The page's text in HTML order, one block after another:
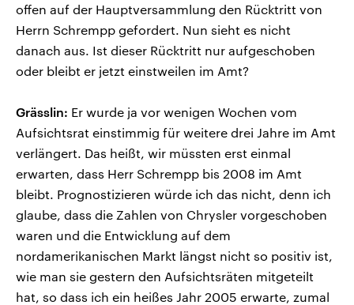
offen auf der Hauptversammlung den Rücktritt von
Herrn Schrempp gefordert. Nun sieht es nicht
danach aus. Ist dieser Rücktritt nur aufgeschoben
oder bleibt er jetzt einstweilen im Amt?
Grässlin: Er wurde ja vor wenigen Wochen vom
Aufsichtsrat einstimmig für weitere drei Jahre im Amt
verlängert. Das heißt, wir müssten erst einmal
erwarten, dass Herr Schrempp bis 2008 im Amt
bleibt. Prognostizieren würde ich das nicht, denn ich
glaube, dass die Zahlen von Chrysler vorgeschoben
waren und die Entwicklung auf dem
nordamerikanischen Markt längst nicht so positiv ist,
wie man sie gestern den Aufsichtsräten mitgeteilt
hat, so dass ich ein heißes Jahr 2005 erwarte, zumal